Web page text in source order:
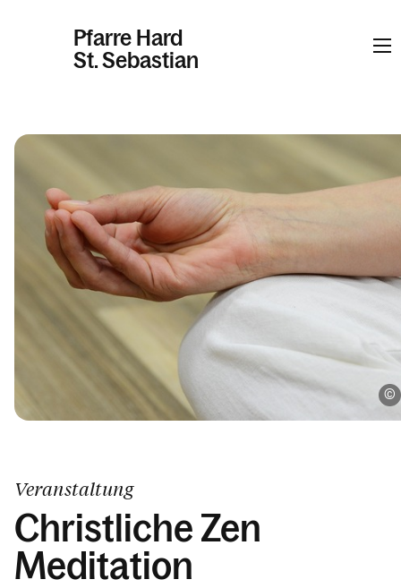
Pfarre Hard
St. Sebastian
Kalender
Personen
Veranstaltung
Christliche Zen
Meditation